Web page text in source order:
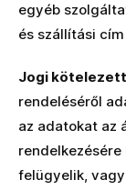
egyéb
és szállítási
Jogi
rendeléséről
az adatokat az
felügyelik,